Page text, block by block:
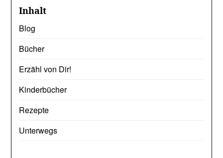
Inhalt
Blog
Bücher
Erzähl von Dir!
Kinderbücher
Rezepte
Unterwegs